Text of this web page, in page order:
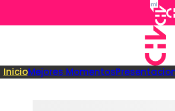
InicioMejores Momentos